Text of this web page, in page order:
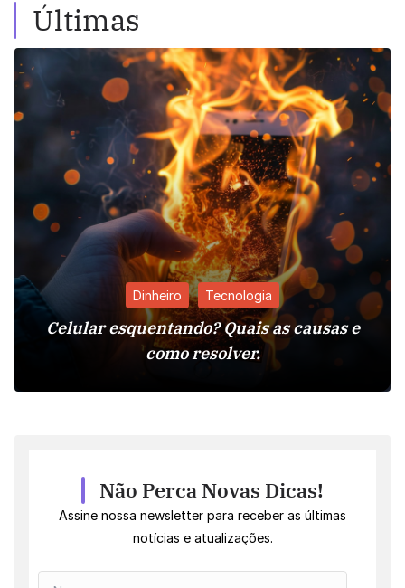
Últimas
Dinheiro Tecnologia
Celular esquentando? Quais as causas e
como resolver.
Não Perca Novas Dicas!
Assine nossa newsletter para receber as últimas
notícias e atualizações.